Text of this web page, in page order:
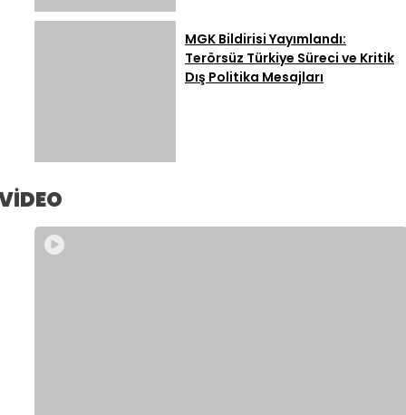
MGK Bildirisi Yayımlandı:
Terörsüz Türkiye Süreci ve Kritik
Dış Politika Mesajları